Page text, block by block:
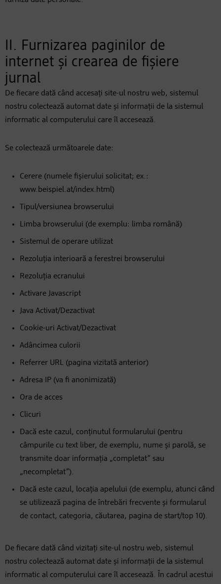
II. Furnizarea paginilor de
internet și crearea de fișiere
jurnal
De fiecare dată când accesați site-ul nostru web, sistemul
nostru colectează automat date și informații de la sistemul
informatic al computerului care îl accesează.
Se colectează următoarele date:
Cerere (numele fișierului solicitat; ex.:
www.beispiel.at/index.html)
Tipul/versiunea browserului
Limba browserului (de exemplu: limba română)
Sistemul de operare utilizat
Rezoluția interioară a ferestrei browserului
Rezoluția ecranului
Activare Javascript
Java Activat/Dezactivat
Cookie-uri Activat/Dezactivat
Adâncimea culorii
Referrer URL (pagina vizitată anterior)
Adresa IP (va fi anonimizată)
Ora de acces
Clicuri
Dacă este cazul, conținutul formularului (pentru
câmpurile cu text liber, de exemplu, nume și parolă, se
transmite doar informația „completat” sau
„necompletat”).
Dacă este cazul, locația apelului (de exemplu, atunci când
se utilizează pagina de întrebări frecvente și formularul
de contact, categoria, căutarea, pagina de start/top 10).
De fiecare dată când vizitați site-ul nostru web, sistemul
nostru colectează automat date și informații de la sistemul
informatic al computerului care îl accesează. În cadrul acestui